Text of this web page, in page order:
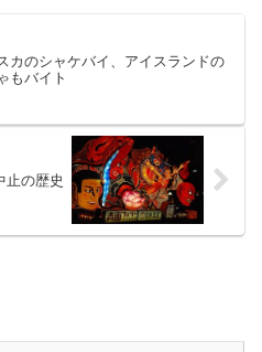
カのシャケバイ、アイスランドの
もバイト
止の歴史